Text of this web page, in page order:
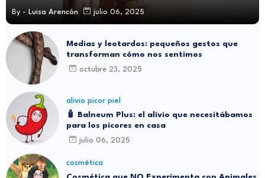
By - Luisa Arencón julio 06, 2025
Medias y leotardos: pequeños gestos que
transforman cómo nos sentimos
octubre 23, 2025
alivio picor piel
🧴 Balneum Plus: el alivio que necesitábamos
para los picores en casa
julio 06, 2025
cosmética